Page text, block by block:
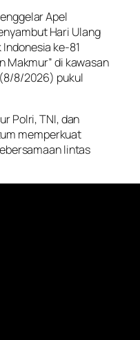
Apel
Hari Ulang
ke-81
Makmur” di kawasan
8/2026) pukul
Polri, TNI, dan
memperkuat
lintas